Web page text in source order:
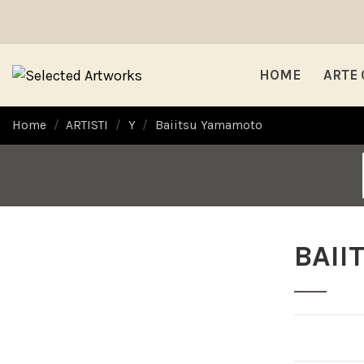
HOME ARTE
Home ARTISTI Y Baiitsu Yamamoto